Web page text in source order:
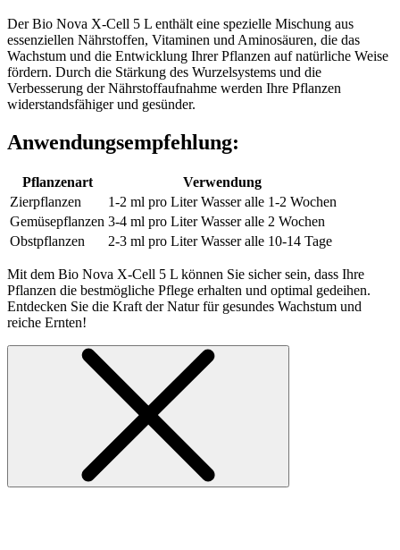
Der Bio Nova X-Cell 5 L enthält eine spezielle Mischung aus
essenziellen Nährstoffen, Vitaminen und Aminosäuren, die das
Wachstum und die Entwicklung Ihrer Pflanzen auf natürliche Weise
fördern. Durch die Stärkung des Wurzelsystems und die
Verbesserung der Nährstoffaufnahme werden Ihre Pflanzen
widerstandsfähiger und gesünder.
Anwendungsempfehlung:
Pflanzenart
Verwendung
Zierpflanzen
1-2 ml pro Liter Wasser alle 1-2 Wochen
Gemüsepflanzen 3-4 ml pro Liter Wasser alle 2 Wochen
Obstpflanzen
2-3 ml pro Liter Wasser alle 10-14 Tage
Mit dem Bio Nova X-Cell 5 L können Sie sicher sein, dass Ihre
Pflanzen die bestmögliche Pflege erhalten und optimal gedeihen.
Entdecken Sie die Kraft der Natur für gesundes Wachstum und
reiche Ernten!